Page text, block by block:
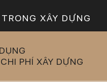
XÂY DỰNG
PHÍ XÂY DỰNG